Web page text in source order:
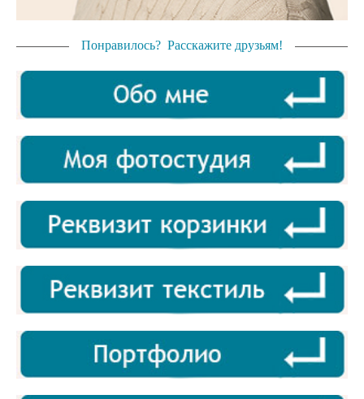
Понравилось? Расскажите друзьям!